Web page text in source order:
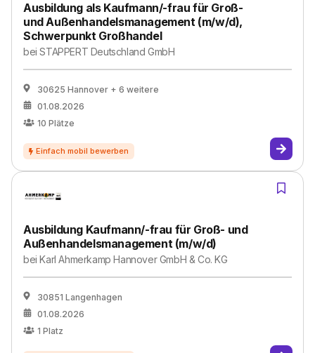
Ausbildung als Kaufmann/-frau für Groß-
und Außenhandelsmanagement (m/w/d),
Schwerpunkt Großhandel
beiSTAPPERT Deutschland GmbH
30625 Hannover + 6 weitere
01.08.2026
10 Plätze
Ausbildung Kaufmann/-frau für Groß- und
Außenhandelsmanagement (m/w/d)
beiKarl Ahmerkamp Hannover GmbH & Co. KG
30851 Langenhagen
01.08.2026
1 Platz